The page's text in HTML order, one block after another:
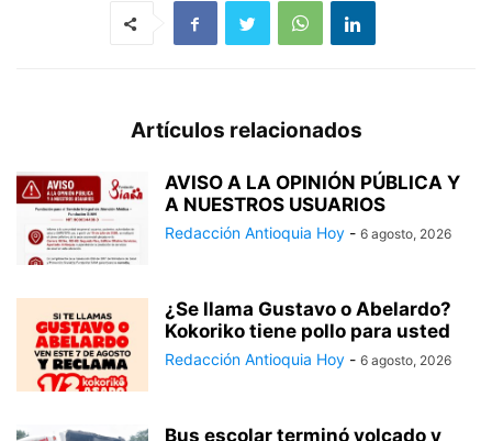
Artículos relacionados
AVISO A LA OPINIÓN PÚBLICA Y
A NUESTROS USUARIOS
Redacción Antioquia Hoy - 6 agosto, 2026
¿Se llama Gustavo o Abelardo?
Kokoriko tiene pollo para usted
Redacción Antioquia Hoy - 6 agosto, 2026
Bus escolar terminó volcado y